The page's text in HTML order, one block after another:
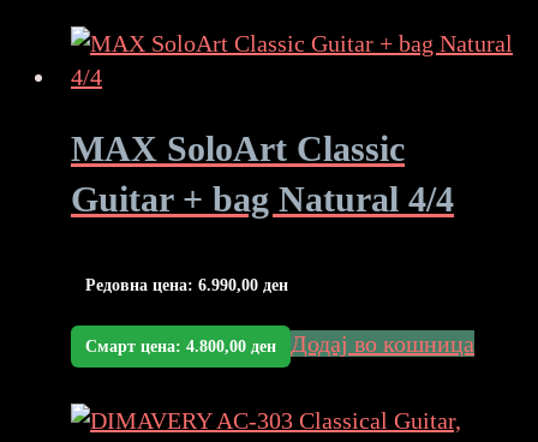
MAX SoloArt Classic
Guitar + bag Natural 4/4
Редовна цена: 6.990,00 ден
Смарт цена: 4.800,00 ден Додај во кошница